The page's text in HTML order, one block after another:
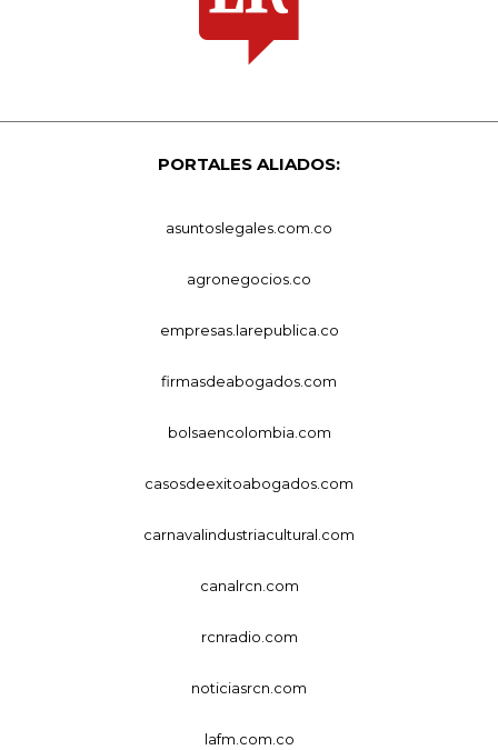
PORTALES ALIADOS:
asuntoslegales.com.co
agronegocios.co
empresas.larepublica.co
firmasdeabogados.com
bolsaencolombia.com
casosdeexitoabogados.com
carnavalindustriacultural.com
canalrcn.com
rcnradio.com
noticiasrcn.com
lafm.com.co